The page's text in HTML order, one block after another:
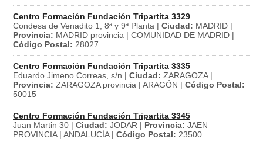
Centro Formación Fundación Tripartita 3329
Condesa de Venadito 1, 8ª y 9ª Planta | Ciudad: MADRID |
Provincia: MADRID provincia | COMUNIDAD DE MADRID |
Código Postal: 28027
Centro Formación Fundación Tripartita 3335
Eduardo Jimeno Correas, s/n | Ciudad: ZARAGOZA |
Provincia: ZARAGOZA provincia | ARAGÓN | Código Postal:
50015
Centro Formación Fundación Tripartita 3345
Juan Martin 30 | Ciudad: JODAR | Provincia: JAEN
PROVINCIA | ANDALUCÍA | Código Postal: 23500